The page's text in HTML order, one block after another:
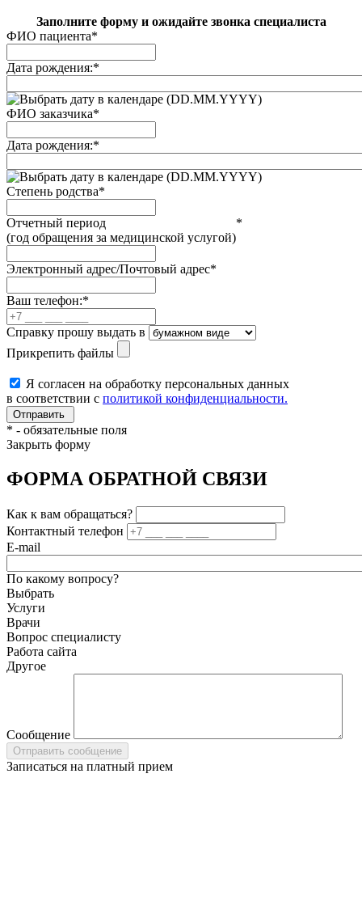
Заполните форму и ожидайте звонка специалиста
ФИО пациента*
Дата рождения:*
(DD.MM.YYYY)
ФИО заказчика*
Дата рождения:*
(DD.MM.YYYY)
Степень родства*
Отчетный период
(год обращения за медицинской услугой)
*
Электронный адрес/Почтовый адрес*
Ваш телефон:*
Справку прошу выдать в
Прикрепить файлы
Я согласен на обработку персональных данных
в соответствии с политикой конфиденциальности.
* - обязательные поля
Закрыть форму
ФОРМА ОБРАТНОЙ СВЯЗИ
Как к вам обращаться?
Контактный телефон
E-mail
По какому вопросу?
Выбрать
Услуги
Врачи
Вопрос специалисту
Работа сайта
Другое
Сообщение
Записаться на платный прием